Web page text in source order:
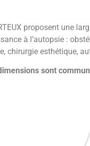
proposent une
à l’autopsie :
chirurgie esthétique,
sont